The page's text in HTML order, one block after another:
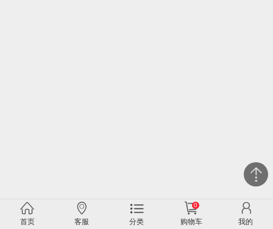
首页 客服 分类
0
购物车 我的
关闭